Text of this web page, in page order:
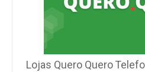
Lojas Quero Quero